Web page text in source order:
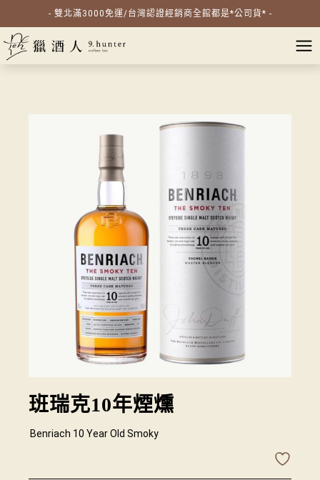
- 雙北滿3000免運/台灣認證經銷商全館都是*公司貨* -
班瑞克10年煙燻
Benriach 10 Year Old Smoky